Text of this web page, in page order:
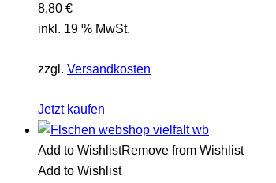
8,80 €
inkl. 19 % MwSt.
zzgl. Versandkosten
Jetzt kaufen
Add to WishlistRemove from Wishlist
Add to Wishlist